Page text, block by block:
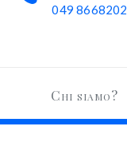
049 8668202
Chi siamo?